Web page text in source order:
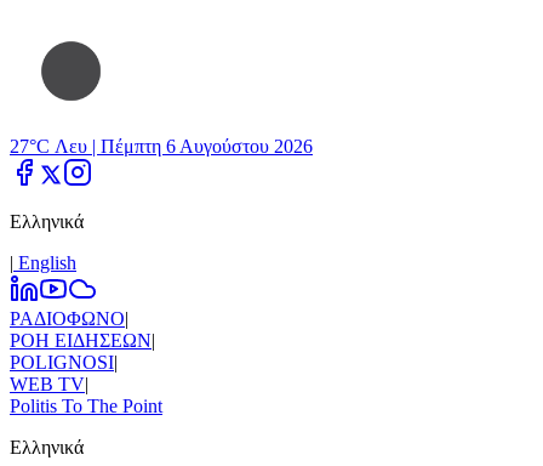
27°C Λευ | Πέμπτη 6 Αυγούστου 2026
Ελληνικά
| Εnglish
ΡΑΔΙΟΦΩΝΟ|
ΡΟΗ ΕΙΔΗΣΕΩΝ|
POLIGNOSI|
WEB TV|
Politis To The Point
Ελληνικά